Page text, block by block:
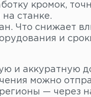
кромок,
станке.
Что снижает
и
и аккуратную
можно
— через